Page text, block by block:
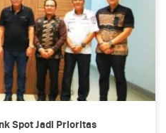
Spot Jadi Prioritas